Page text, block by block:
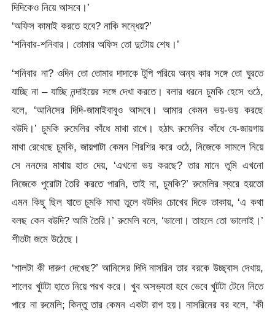
দিদিকেও নিয়ে আসবে।’
‘অফিস কামাই করতে হবে? নাকি সন্ধেয়?’
‘শনিবার-শনিবার। তোমার অফিস তো দুটোয় শেষ।’
‘শনিবার না? ওদিন তো তোমার দাদাকে টুপি পরিয়ে অন্য কার সঙ্গে তো ঘুরতে
যাচ্ছি না – যাচ্ছি নন্দাইয়ের সঙ্গে দেখা করতে। বলার ধরনে চুমকি হেসে ওঠে,
বলে, ‘আনিসের দিদি-জামাইবাবুও আসবে। আমার কেমন ভয়-ভয় করছে
বউদি।’ চুমকি রুমেলির কাঁধে মাথা রাখে। হঠাৎ রুমেলির কাঁধে যে-জায়গায়
মাথা রেখেছে চুমকি, জায়গাটা কেমন শিরশির করে ওঠে, নিজেকে সামলে নিয়ে
সে ননদের মাথায় হাত দেয়, ‘এখনো ভয় করছে? তার মানে তুমি এখনো
নিজেকে পুরোটা তৈরি করতে পারনি, তাই না, চুমকি?’ রুমেলির স্বরে হয়তো
এমন কিছু ছিল যাতে চুমকি মাথা তুলে বউদির চোখের দিকে তাকায়, ‘এ কথা
বলছ কেন বউদি? আমি তৈরি।’ রুমেলি বলে, ‘ভালো। তাহলে তো ভালোই।’
শীতটা জমে উঠেছে।
‘শালটা কী দারুণ দেখেছ?’ আনিসের দিদি নাসরিন তার বরকে উচ্ছ্বাস দেখায়,
শালের খুটটা হাতে নিয়ে পরখ করে। খুব অসভ্যতা হবে ভেবে খুটটা টেনে নিতে
পারে না রুমেলি; কিন্তু তার কেমন একটা রাগ হয়। নাসরিনের বর বলে, ‘কী